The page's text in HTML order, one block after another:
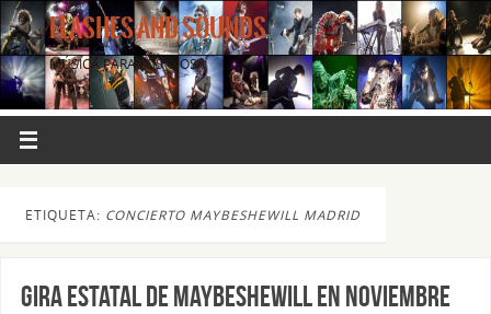
FLASHES AND SOUNDS
MÚSICA PARA LOS OJOS.
ETIQUETA: CONCIERTO MAYBESHEWILL MADRID
Gira estatal de MAYBESHEWILL en noviembre